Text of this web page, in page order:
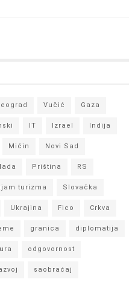
Vučić Gaza
IT Izrael Indija
Mićin Novi Sad
Priština RS
turizma Slovačka
Ukrajina Fico Crkva
granica diplomatija
odgovornost
saobraćaj